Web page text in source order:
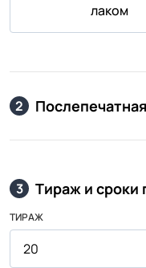
лаком
2
3 Тираж и сроки
ТИРАЖ